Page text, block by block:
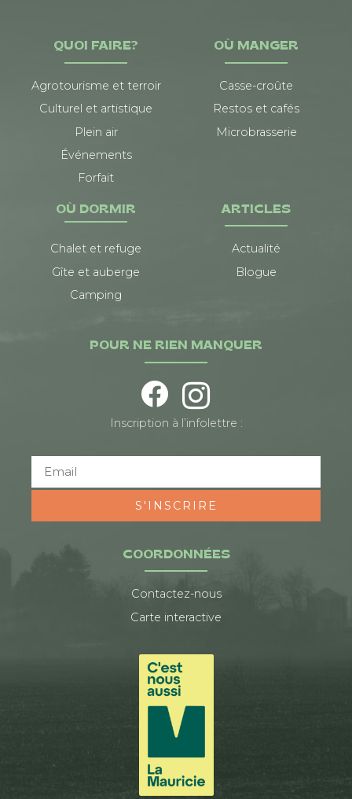
QUOI FAIRE?
Agrotourisme et terroir
Culturel et artistique
Plein air
Événements
Forfait
OÙ MANGER
Casse-croûte
Restos et cafés
Microbrasserie
OÙ DORMIR
Chalet et refuge
Gîte et auberge
Camping
ARTICLES
Actualité
Blogue
COORDONNÉES
Contactez-nous
Carte interactive
POUR NE RIEN MANQUER
Inscription à l’infolettre :
S'INSCRIRE